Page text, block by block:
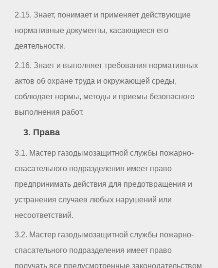
2.15. Знает, понимает и применяет действующие
нормативные документы, касающиеся его
деятельности.
2.16. Знает и выполняет требования нормативных
актов об охране труда и окружающей среды,
соблюдает нормы, методы и приемы безопасного
выполнения работ.
3. Права
3.1. Мастер газодымозащитной службы пожарно-
спасательного подразделения имеет право
предпринимать действия для предотвращения и
устранения случаев любых нарушений или
несоответствий.
3.2. Мастер газодымозащитной службы пожарно-
спасательного подразделения имеет право
получать все предусмотренные законодательством